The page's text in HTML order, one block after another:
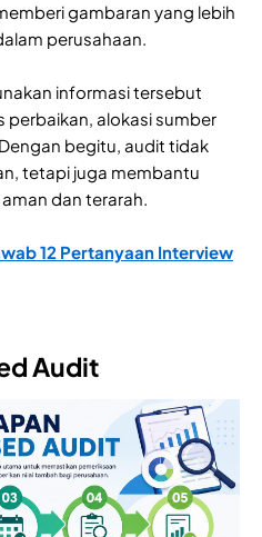
gambaran yang lebih
perusahaan.
informasi tersebut
alokasi sumber
begitu, audit tidak
tetapi juga membantu
dan terarah.
12 Pertanyaan Interview
Audit